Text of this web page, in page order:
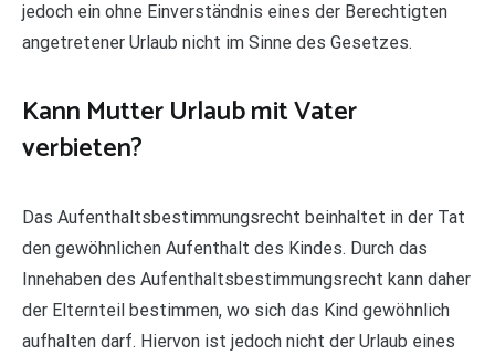
jedoch ein ohne Einverständnis eines der Berechtigten
angetretener Urlaub nicht im Sinne des Gesetzes.
Kann Mutter Urlaub mit Vater
verbieten?
Das Aufenthaltsbestimmungsrecht beinhaltet in der Tat
den gewöhnlichen Aufenthalt des Kindes. Durch das
Innehaben des Aufenthaltsbestimmungsrecht kann daher
der Elternteil bestimmen, wo sich das Kind gewöhnlich
aufhalten darf. Hiervon ist jedoch nicht der Urlaub eines